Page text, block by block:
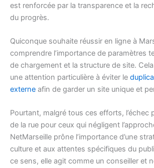
est renforcée par la transparence et la
du progrès.
Quiconque souhaite réussir en ligne à
comprendre l’importance de paramètres
de chargement et la structure de site.
une attention particulière à éviter le
externe afin de garder un site unique et
Pourtant, malgré tous ces efforts, l’échec
de la rue pour ceux qui négligent
NetMarseille prône l’importance d’une
culture et aux attentes spécifiques du
ce sens, elle agit comme un conseiller et